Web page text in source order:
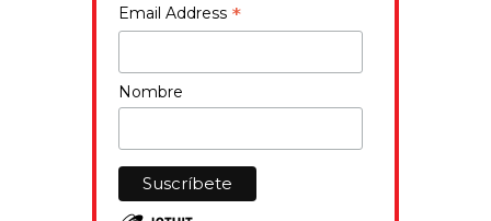
Email Address *
Nombre